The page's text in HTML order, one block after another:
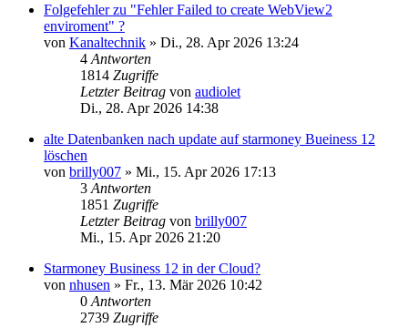
Folgefehler zu "Fehler Failed to create WebView2
enviroment" ?
von Kanaltechnik » Di., 28. Apr 2026 13:24
4 Antworten
1814 Zugriffe
Letzter Beitrag von audiolet
Di., 28. Apr 2026 14:38
alte Datenbanken nach update auf starmoney Bueiness 12
löschen
von brilly007 » Mi., 15. Apr 2026 17:13
3 Antworten
1851 Zugriffe
Letzter Beitrag von brilly007
Mi., 15. Apr 2026 21:20
Starmoney Business 12 in der Cloud?
von nhusen » Fr., 13. Mär 2026 10:42
0 Antworten
2739 Zugriffe